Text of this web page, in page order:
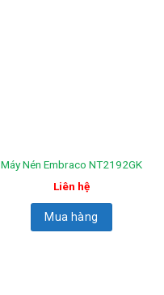
Máy Nén Embraco NT2192GK
Liên hệ
Mua hàng